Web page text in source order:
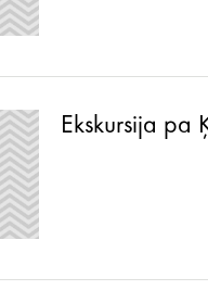
Ekskursija pa